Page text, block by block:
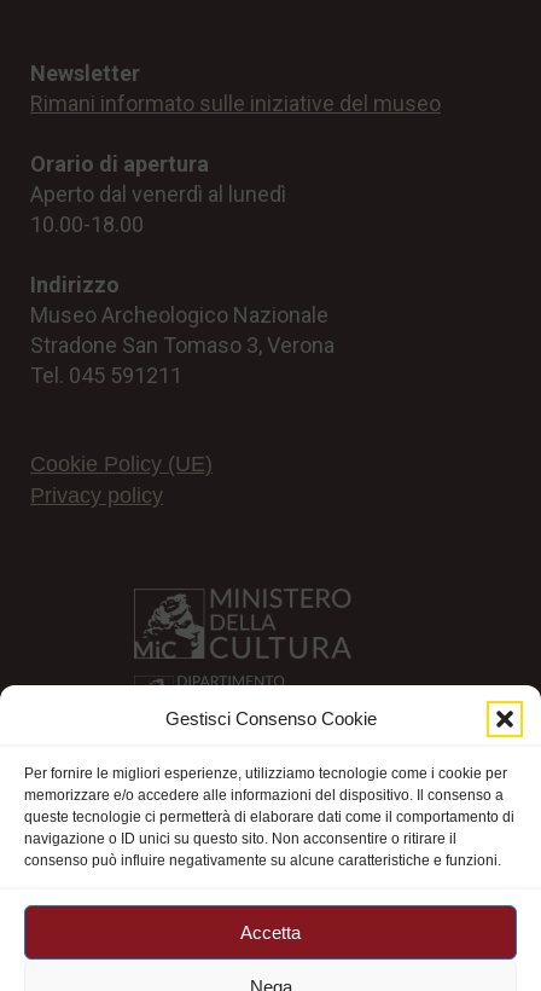
Gestisci Consenso Cookie
Per fornire le migliori esperienze, utilizziamo tecnologie come i cookie per
memorizzare e/o accedere alle informazioni del dispositivo. Il consenso a
queste tecnologie ci permetterà di elaborare dati come il comportamento di
navigazione o ID unici su questo sito. Non acconsentire o ritirare il
consenso può influire negativamente su alcune caratteristiche e funzioni.
Accetta
Nega
Newsletter
Rimani informato sulle iniziative del museo
Orario di apertura
Aperto dal venerdì al lunedì
10.00-18.00
Indirizzo
Museo Archeologico Nazionale
Stradone San Tomaso 3, Verona
Tel. 045 591211
Cookie Policy (UE)
Privacy policy